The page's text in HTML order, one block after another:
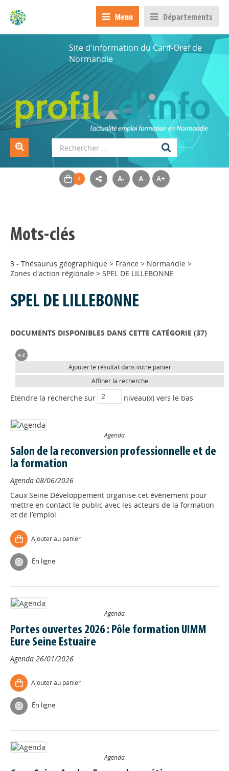
Menu Départements
Site d'information du Carif-Oref de
Normandie
A- A A+
Mots-clés
3 - Thésaurus géographique > France > Normandie >
Zones d'action régionale > SPEL DE LILLEBONNE
SPEL DE LILLEBONNE
DOCUMENTS DISPONIBLES DANS CETTE CATÉGORIE (37)
Ajouter le résultat dans votre panier
Affiner la recherche
Etendre la recherche sur niveau(x) vers le bas
Agenda
Salon de la reconversion professionnelle et de
la formation
Agenda 08/06/2026
Caux Seine Développement organise cet évènement pour
mettre en contact le public avec les acteurs de la formation
et de l’emploi.
Ajouter au panier
En ligne
Agenda
Portes ouvertes 2026 : Pôle formation UIMM
Eure Seine Estuaire
Agenda 26/01/2026
Ajouter au panier
En ligne
Agenda